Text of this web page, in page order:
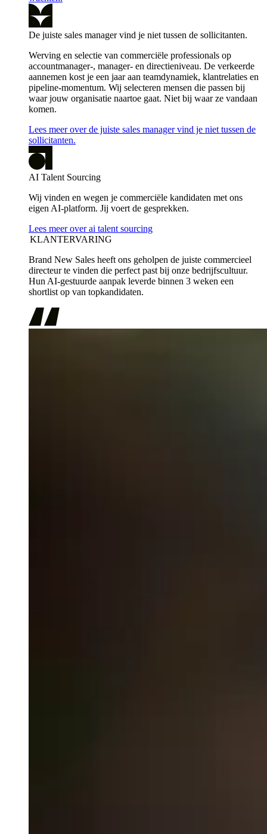
De juiste sales manager vind je niet tussen de sollicitanten.
Werving en selectie van commerciële professionals op
accountmanager-, manager- en directieniveau. De verkeerde
aannemen kost je een jaar aan teamdynamiek, klantrelaties en
pipeline-momentum. Wij selecteren mensen die passen bij
waar jouw organisatie naartoe gaat. Niet bij waar ze vandaan
komen.
Lees meer over de juiste sales manager vind je niet tussen de
sollicitanten.
AI Talent Sourcing
Wij vinden en wegen je commerciële kandidaten met ons
eigen AI-platform. Jij voert de gesprekken.
Lees meer over ai talent sourcing
KLANTERVARING
Brand New Sales heeft ons geholpen de juiste commercieel
directeur te vinden die perfect past bij onze bedrijfscultuur.
Hun AI-gestuurde aanpak leverde binnen 3 weken een
shortlist op van topkandidaten.